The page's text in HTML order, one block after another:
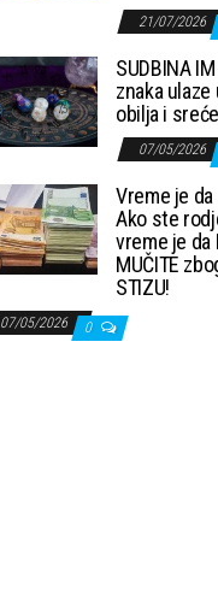
21/07/2026
SUDBINA
znaka
obilja i
07/05/2026
Vreme je da
Ako ste
vreme je da
MUČITE
STIZU!
07/05/2026 0